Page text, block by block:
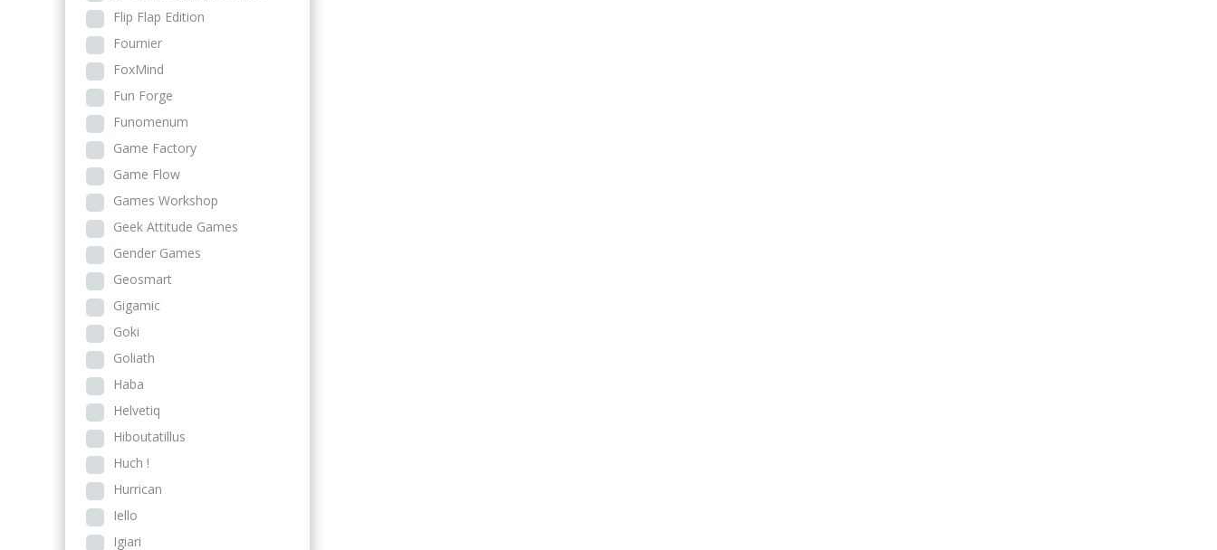
Flip Flap Edition
Fournier
FoxMind
Fun Forge
Funomenum
Game Factory
Game Flow
Games Workshop
Geek Attitude Games
Gender Games
Geosmart
Gigamic
Goki
Goliath
Haba
Helvetiq
Hiboutatillus
Huch !
Hurrican
Iello
Igiari